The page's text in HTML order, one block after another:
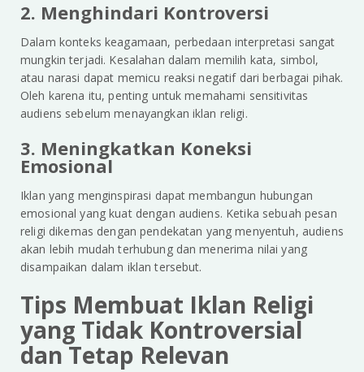
2. Menghindari Kontroversi
Dalam konteks keagamaan, perbedaan interpretasi sangat
mungkin terjadi. Kesalahan dalam memilih kata, simbol,
atau narasi dapat memicu reaksi negatif dari berbagai pihak.
Oleh karena itu, penting untuk memahami sensitivitas
audiens sebelum menayangkan iklan religi.
3. Meningkatkan Koneksi
Emosional
Iklan yang menginspirasi dapat membangun hubungan
emosional yang kuat dengan audiens. Ketika sebuah pesan
religi dikemas dengan pendekatan yang menyentuh, audiens
akan lebih mudah terhubung dan menerima nilai yang
disampaikan dalam iklan tersebut.
Tips Membuat Iklan Religi
yang Tidak Kontroversial
dan Tetap Relevan